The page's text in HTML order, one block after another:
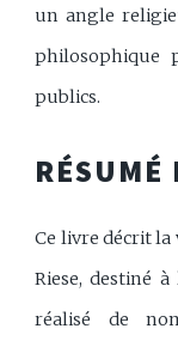
un angle
philosophique
publics.
RÉSUMÉ
Ce livre décrit la
Riese, destiné
réalisé de